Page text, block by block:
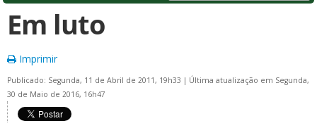
Em luto
Imprimir
Publicado: Segunda, 11 de Abril de 2011, 19h33 | Última atualização em Segunda,
30 de Maio de 2016, 16h47